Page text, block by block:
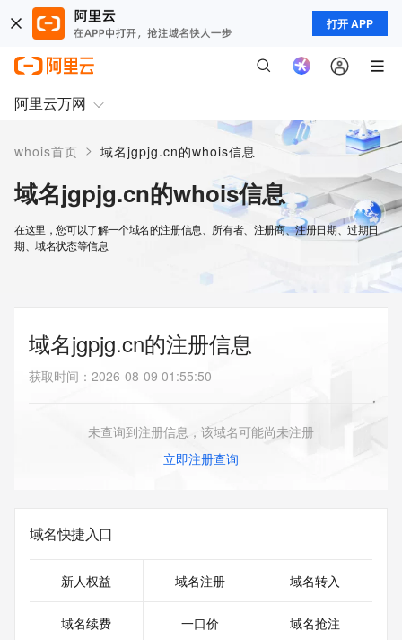
打开 APP
阿里云万网
whois首页 > 域名jgpjg.cn的whois信息
域名jgpjg.cn的whois信息
在这里，您可以了解一个域名的注册信息、所有者、注册商、注册日期、过期日
期、域名状态等信息
域名jgpjg.cn的注册信息
获取时间 ： 2026-08-09 01:55:50
未查询到注册信息，该域名可能尚未注册
立即注册查询
域名快捷入口
新人权益 域名注册 域名转入
域名续费 一口价 域名抢注